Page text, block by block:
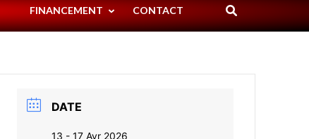
FINANCEMENT CONTACT
DATE
13 - 17 Avr 2026